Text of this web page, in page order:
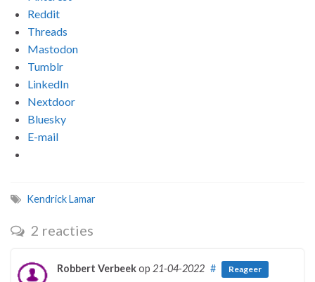
Reddit
Threads
Mastodon
Tumblr
LinkedIn
Nextdoor
Bluesky
E-mail
Kendrick Lamar
2 reacties
Robbert Verbeekop 21-04-2022 # Reageer